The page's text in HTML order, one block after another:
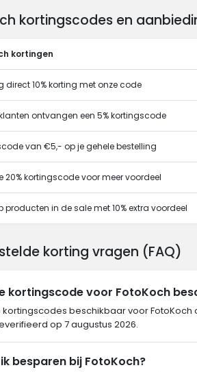
kortingscodes en
kortingen
direct 10% korting met onze code
ontvangen een 5% kortingscode
van €5,- op je gehele bestelling
20% kortingscode voor meer voordeel
producten in de sale met 10% extra voordeel
korting vragen (FAQ)
kortingscode voor FotoKoch
kortingscodes beschikbaar voor FotoKoch
op 7 augustus 2026.
besparen bij FotoKoch?